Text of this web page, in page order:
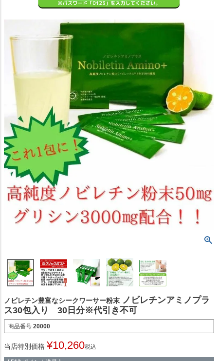
ノビレチン豊富なシークワーサー粉末 ノビレチンアミノプラ
ス30包入り 30日分※代引き不可
商品番号 20000
当店特別価格 ¥10,260税込